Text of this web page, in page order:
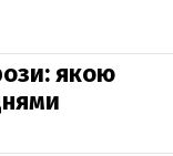
якою